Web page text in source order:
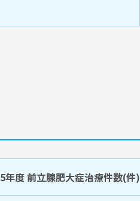
年度 前立腺肥大症治療件数(件)